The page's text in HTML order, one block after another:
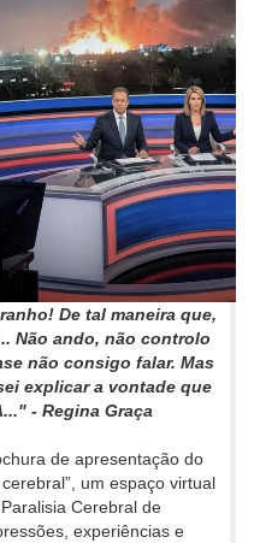
De tal maneira que,
Não ando, não controlo
não consigo falar. Mas
explicar a vontade que
- Regina Graça
de apresentação do
um espaço virtual
Cerebral de
experiências e